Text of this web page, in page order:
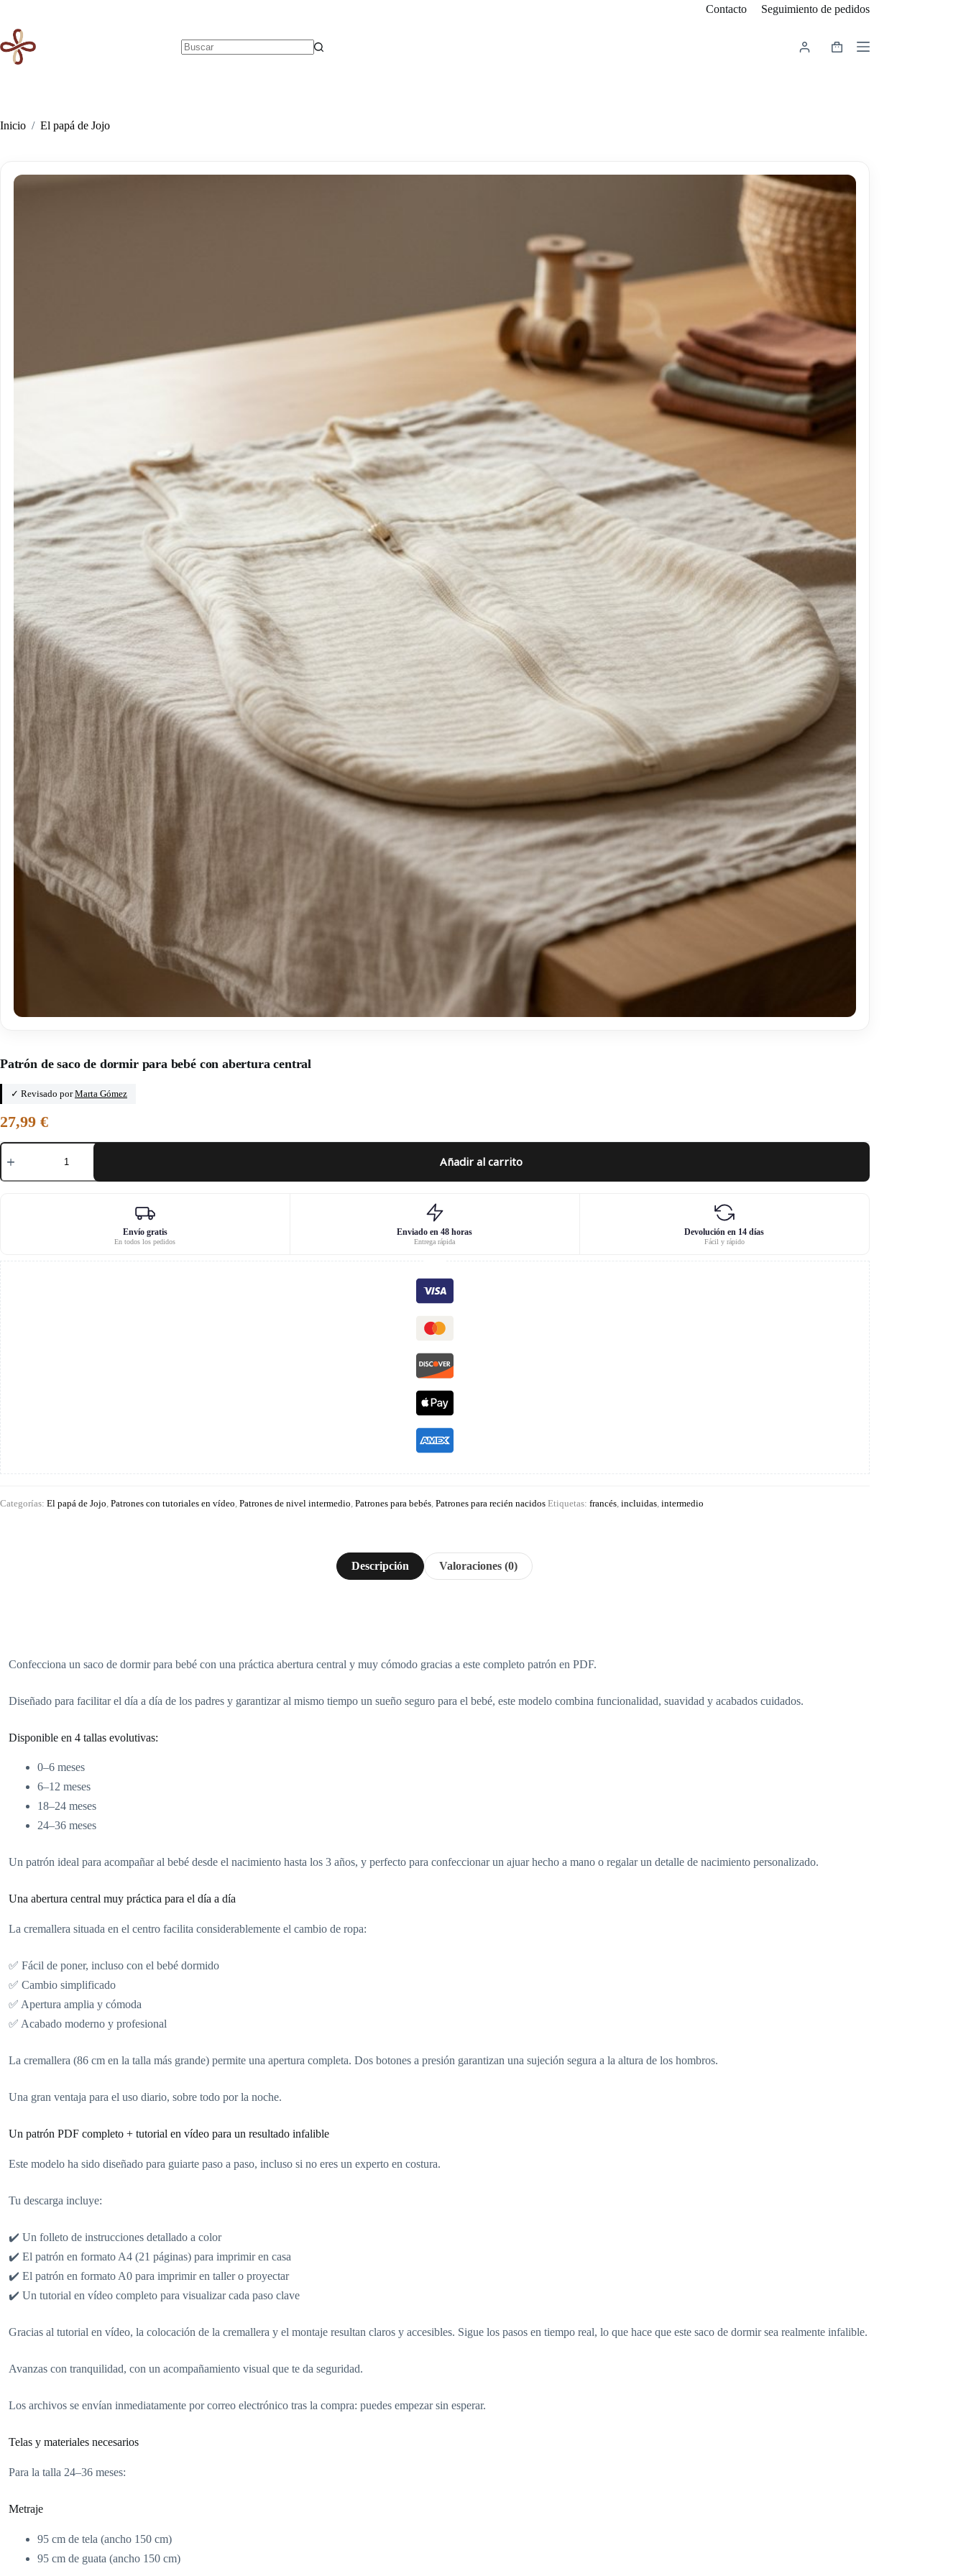
contenido
Contacto Seguimiento de pedidos
Carro
Inicio / El papá de Jojo
Patrón de saco de dormir para bebé con abertura central
✓ Revisado porMarta Gómez
27,99 €
Patrón
de
de
cantidad
Añadir al carrito
Envío gratis
En todos los pedidos
Enviado en 48 horas
Entrega rápida
Devolución en 14 días
Fácil y rápido
Categorías: El papá de Jojo Patrones con tutoriales en vídeo Patrones de nivel intermedio Patrones para bebés Patrones para recién nacidos Etiquetas: francés incluidas intermedio
Descripción Valoraciones (0)
Confecciona un saco de dormir para bebé con una práctica abertura central y muy cómodo gracias a este completo patrón en PDF.
Diseñado para facilitar el día a día de los padres y garantizar al mismo tiempo un sueño seguro para el bebé, este modelo combina funcionalidad, suavidad y acabados cuidados.
Disponible en 4 tallas evolutivas:
0–6 meses
6–12 meses
18–24 meses
24–36 meses
Un patrón ideal para acompañar al bebé desde el nacimiento hasta los 3 años, y perfecto para confeccionar un ajuar hecho a mano o regalar un detalle de nacimiento personalizado.
Una abertura central muy práctica para el día a día
La cremallera situada en el centro facilita considerablemente el cambio de ropa:
✅ Fácil de poner, incluso con el bebé dormido
✅ Cambio simplificado
✅ Apertura amplia y cómoda
✅ Acabado moderno y profesional
La cremallera (86 cm en la talla más grande) permite una apertura completa. Dos botones a presión garantizan una sujeción segura a la altura de los hombros.
Una gran ventaja para el uso diario, sobre todo por la noche.
Un patrón PDF completo + tutorial en vídeo para un resultado infalible
Este modelo ha sido diseñado para guiarte paso a paso, incluso si no eres un experto en costura.
Tu descarga incluye:
✔️ Un folleto de instrucciones detallado a color
✔️ El patrón en formato A4 (21 páginas) para imprimir en casa
✔️ El patrón en formato A0 para imprimir en taller o proyectar
✔️ Un tutorial en vídeo completo para visualizar cada paso clave
Gracias al tutorial en vídeo, la colocación de la cremallera y el montaje resultan claros y accesibles. Sigue los pasos en tiempo real, lo que hace que este saco de dormir sea realmente infalible.
Avanzas con tranquilidad, con un acompañamiento visual que te da seguridad.
Los archivos se envían inmediatamente por correo electrónico tras la compra: puedes empezar sin esperar.
Telas y materiales necesarios
Para la talla 24–36 meses:
Metraje
95 cm de tela (ancho 150 cm)
95 cm de guata (ancho 150 cm)